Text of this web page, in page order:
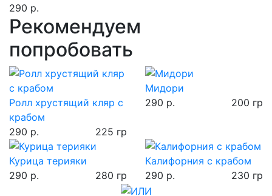
290 р.
Рекомендуем
попробовать
Ролл хрустящий кляр с
крабом
290 р.
225 гр
Мидори
290 р.
200 гр
Курица терияки
290 р.
280 гр
Калифорния с крабом
290 р.
230 гр